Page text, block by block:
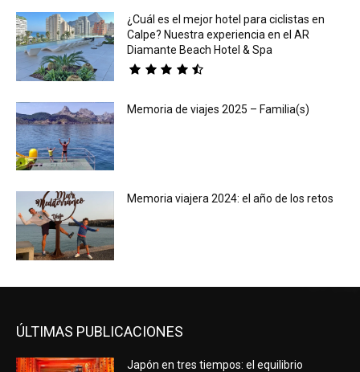
¿Cuál es el mejor hotel para ciclistas en
Calpe? Nuestra experiencia en el AR
Diamante Beach Hotel & Spa
Memoria de viajes 2025 – Familia(s)
Memoria viajera 2024: el año de los retos
ÚLTIMAS PUBLICACIONES
Japón en tres tiempos: el equilibrio